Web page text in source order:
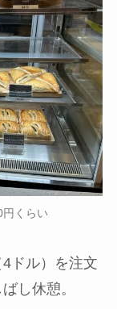
くらい
ドル）を注文
し休憩。